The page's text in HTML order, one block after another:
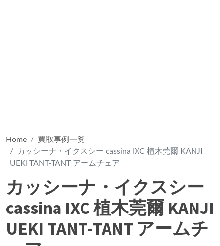
Home
買取事例一覧
カッシーナ・イクスシー cassina IXC 植木莞爾 KANJI
UEKI TANT-TANT アームチェア
カッシーナ・イクスシー
cassina IXC 植木莞爾 KANJI
UEKI TANT-TANT アームチ